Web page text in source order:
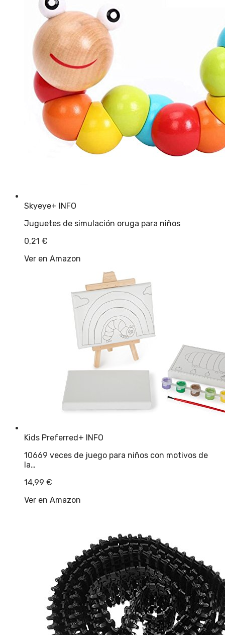
Skyeye+ INFO
Juguetes de simulación oruga para niños
0,21 €
Ver en Amazon
Kids Preferred+ INFO
10669 veces de juego para niños con motivos de
la…
14,99 €
Ver en Amazon